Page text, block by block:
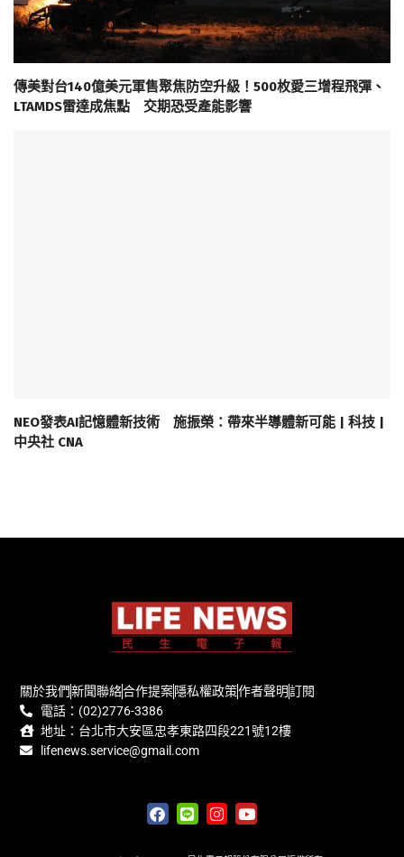
傳美對台140億美元軍售聚焦防空升級！500枚愛三增程飛彈、
LTAMDS雷達成焦點 交期恐受產能影響
NEO發表AI記憶體新技術 施振榮：帶來半導體新可能 | 科技 |
中央社 CNA
關於我們新聞聯絡合作提案隱私權政策作者聲明訂閱
電話：(02)2776-3386
地址：台北市大安區忠孝東路四段221號12樓
lifenews.service@gmail.com